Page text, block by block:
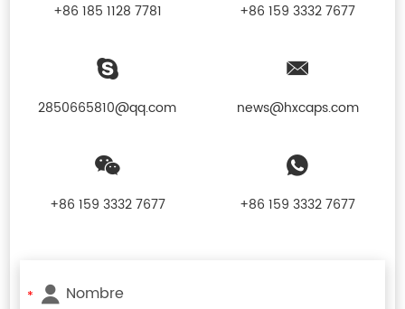
+86 185 1128 7781 +86 159 3332 7677
2850665810@qq.com news@hxcaps.com
+86 159 3332 7677 +86 159 3332 7677
*